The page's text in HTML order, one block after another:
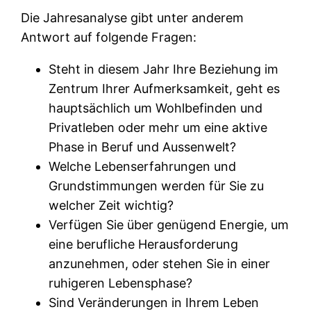
Die Jahresanalyse gibt unter anderem
Antwort auf folgende Fragen:
Steht in diesem Jahr Ihre Beziehung im
Zentrum Ihrer Aufmerksamkeit, geht es
hauptsächlich um Wohlbefinden und
Privatleben oder mehr um eine aktive
Phase in Beruf und Aussenwelt?
Welche Lebenserfahrungen und
Grundstimmungen werden für Sie zu
welcher Zeit wichtig?
Verfügen Sie über genügend Energie, um
eine berufliche Herausforderung
anzunehmen, oder stehen Sie in einer
ruhigeren Lebensphase?
Sind Veränderungen in Ihrem Leben